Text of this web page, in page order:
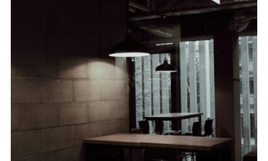
avaliações
o
bolso
chora)”